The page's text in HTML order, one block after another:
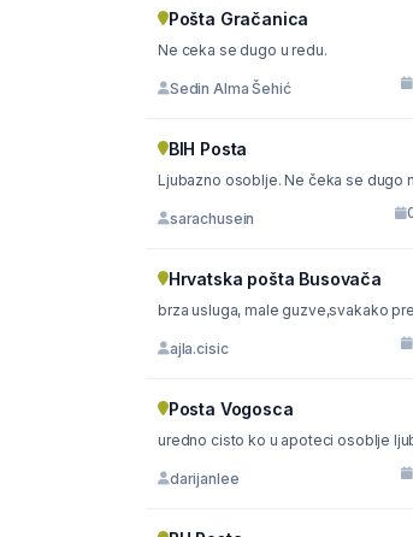
Pošta Gračanica
Ne ceka se dugo u redu.
Sedin Alma Šehić
BIH Posta
Ljubazno osoblje. Ne čeka se dugo
sarachusein
Hrvatska pošta Busovača
brza usluga, male guzve,svakako
ajla.cisic
Posta Vogosca
uredno cisto ko u apoteci osoblje
darijanlee